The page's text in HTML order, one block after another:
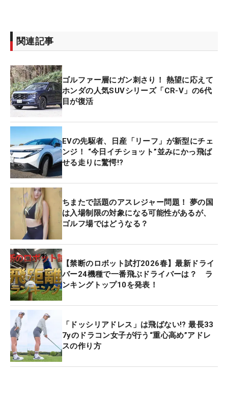
関連記事
ゴルファー層にガン刺さり！ 熱望に応えて
ホンダの人気SUVシリーズ「CR-V」の6代
目が復活
EVの先駆者、日産「リーフ」が新型にチェ
ンジ！ “今日イチショット”並みにかっ飛ば
せる走りに驚愕!?
ちまたで話題のアスレジャー問題！ 夢の国
は入場制限の対象になる可能性があるが、
ゴルフ場ではどうなる？
【禁断のロボット試打2026春】最新ドライ
バー24機種で一番飛ぶドライバーは？ ラ
ンキングトップ10を発表！
「ドッシリアドレス」は飛ばない!? 最長33
7yのドラコン女子が行う“重心高め”アドレ
スの作り方